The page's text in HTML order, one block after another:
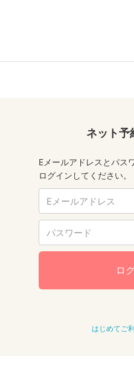
ネット予
Eメールアドレスとパス
ログインしてください。
ロ
はじめてご